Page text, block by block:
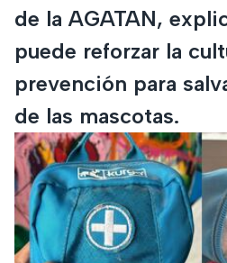
de la AGATAN,
puede reforzar la
prevención para
de las mascotas.